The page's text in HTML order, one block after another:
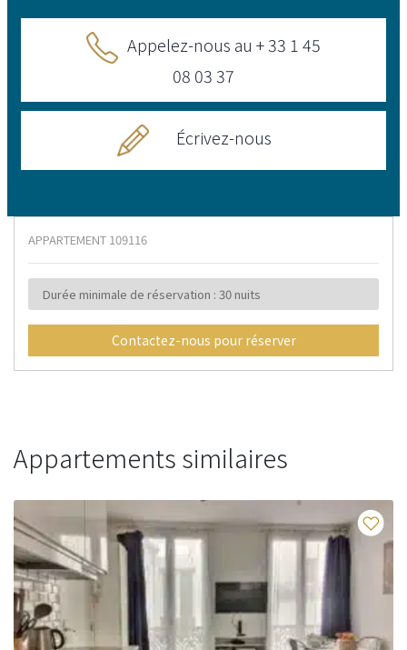
Écrivez-nous
Appelez-nous au + 33 1 45
08 03 37
APPARTEMENT 109116
Durée minimale de réservation : 30 nuits
Contactez-nous pour réserver
Appartements similaires